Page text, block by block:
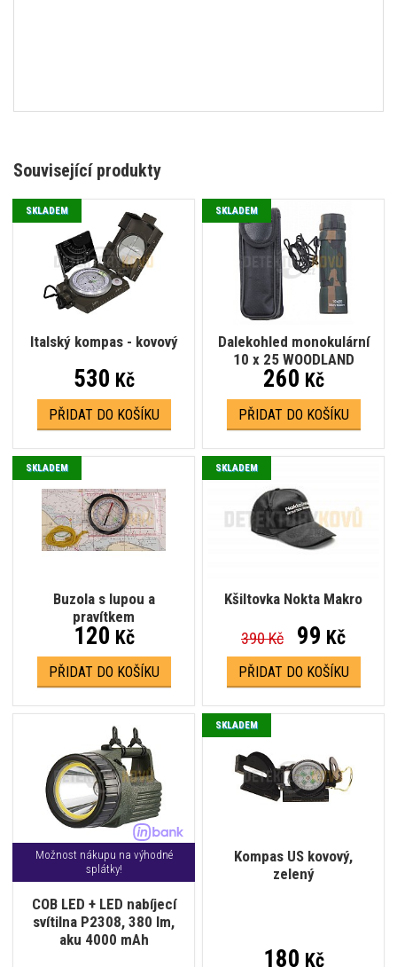
Související produkty
Italský kompas - kovový
SKLADEM
530 Kč
PŘIDAT DO KOŠÍKU
Dalekohled monokulární
10 x 25 WOODLAND
SKLADEM
260 Kč
PŘIDAT DO KOŠÍKU
Buzola s lupou a
pravítkem
SKLADEM
120 Kč
PŘIDAT DO KOŠÍKU
Kšiltovka Nokta Makro
SKLADEM
390 Kč 99 Kč
PŘIDAT DO KOŠÍKU
Možnost nákupu na výhodné
splátky!
COB LED + LED nabíjecí
svítilna P2308, 380 lm,
aku 4000 mAh
Kompas US kovový,
zelený
SKLADEM
180 Kč